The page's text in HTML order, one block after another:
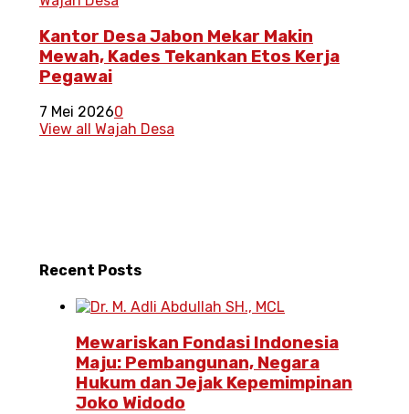
Kantor Desa Jabon Mekar Makin
Mewah, Kades Tekankan Etos Kerja
Pegawai
7 Mei 20260
View all Wajah Desa
Recent Posts
Mewariskan Fondasi Indonesia
Maju: Pembangunan, Negara
Hukum dan Jejak Kepemimpinan
Joko Widodo